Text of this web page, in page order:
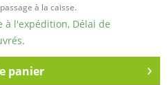
à la caisse.
l'expédition, Délai de
panier